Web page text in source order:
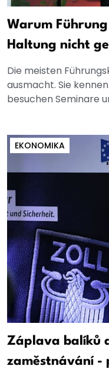
Warum
Haltung nicht
Die meisten
ausmacht. Sie
besuchen Seminare
EKONOMIKA
Záplava balíků
zaměstnávání -